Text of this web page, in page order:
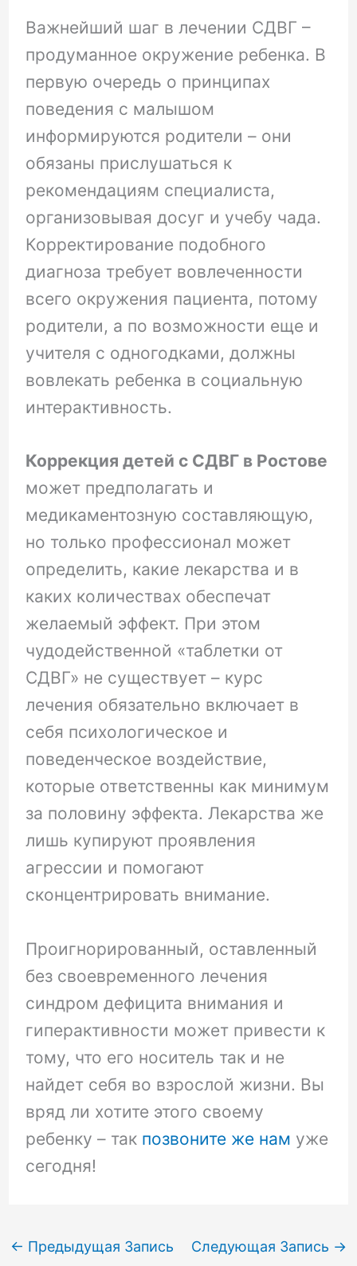
Важнейший шаг в лечении СДВГ –
продуманное окружение ребенка. В
первую очередь о принципах
поведения с малышом
информируются родители – они
обязаны прислушаться к
рекомендациям специалиста,
организовывая досуг и учебу чада.
Корректирование подобного
диагноза требует вовлеченности
всего окружения пациента, потому
родители, а по возможности еще и
учителя с одногодками, должны
вовлекать ребенка в социальную
интерактивность.
Коррекция детей с СДВГ в Ростове
может предполагать и
медикаментозную составляющую,
но только профессионал может
определить, какие лекарства и в
каких количествах обеспечат
желаемый эффект. При этом
чудодейственной «таблетки от
СДВГ» не существует – курс
лечения обязательно включает в
себя психологическое и
поведенческое воздействие,
которые ответственны как минимум
за половину эффекта. Лекарства же
лишь купируют проявления
агрессии и помогают
сконцентрировать внимание.
Проигнорированный, оставленный
без своевременного лечения
синдром дефицита внимания и
гиперактивности может привести к
тому, что его носитель так и не
найдет себя во взрослой жизни. Вы
вряд ли хотите этого своему
ребенку – так позвоните же нам уже
сегодня!
← Предыдущая Запись Следующая Запись →